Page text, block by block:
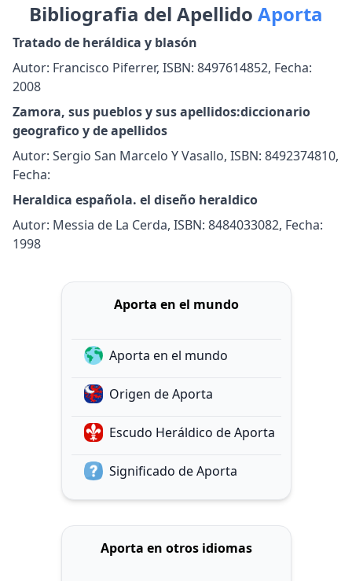
Bibliografia del Apellido Aporta
Tratado de heráldica y blasón
Autor: Francisco Piferrer, ISBN: 8497614852, Fecha:
2008
Zamora, sus pueblos y sus apellidos:diccionario
geografico y de apellidos
Autor: Sergio San Marcelo Y Vasallo, ISBN: 8492374810,
Fecha:
Heraldica española. el diseño heraldico
Autor: Messia de La Cerda, ISBN: 8484033082, Fecha:
1998
Aporta en el mundo
Aporta en el mundo
Origen de Aporta
Escudo Heráldico de Aporta
Significado de Aporta
Aporta en otros idiomas